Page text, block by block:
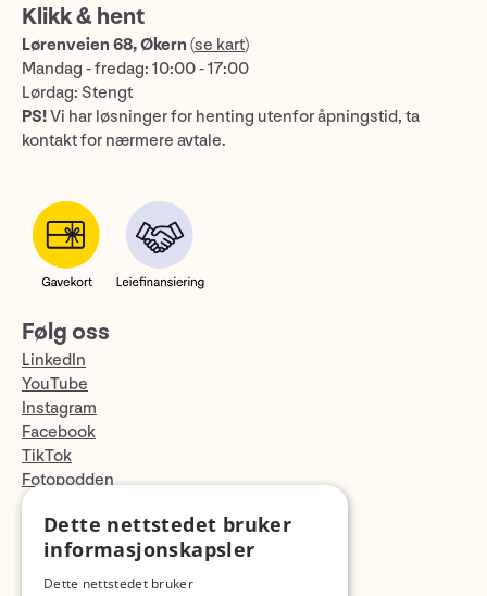
Klikk & hent
Lørenveien 68, Økern (se kart)
Mandag - fredag: 10:00 - 17:00
Lørdag: Stengt
PS!Vi har løsninger for henting utenfor åpningstid, ta
kontakt for nærmere avtale.
Følg oss
LinkedIn
YouTube
Instagram
Facebook
TikTok
Fotopodden
Med forbehold om skrive- og lagerfeil
Dette nettstedet bruker
informasjonskapsler
Dette nettstedet bruker